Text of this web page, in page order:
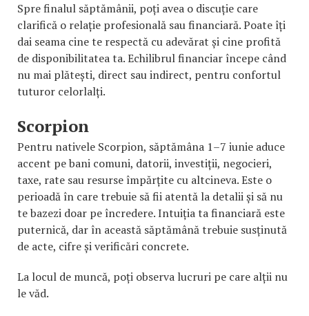
Spre finalul săptămânii, poți avea o discuție care
clarifică o relație profesională sau financiară. Poate îți
dai seama cine te respectă cu adevărat și cine profită
de disponibilitatea ta. Echilibrul financiar începe când
nu mai plătești, direct sau indirect, pentru confortul
tuturor celorlalți.
Scorpion
Pentru nativele Scorpion, săptămâna 1–7 iunie aduce
accent pe bani comuni, datorii, investiții, negocieri,
taxe, rate sau resurse împărțite cu altcineva. Este o
perioadă în care trebuie să fii atentă la detalii și să nu
te bazezi doar pe încredere. Intuiția ta financiară este
puternică, dar în această săptămână trebuie susținută
de acte, cifre și verificări concrete.
La locul de muncă, poți observa lucruri pe care alții nu
le văd.